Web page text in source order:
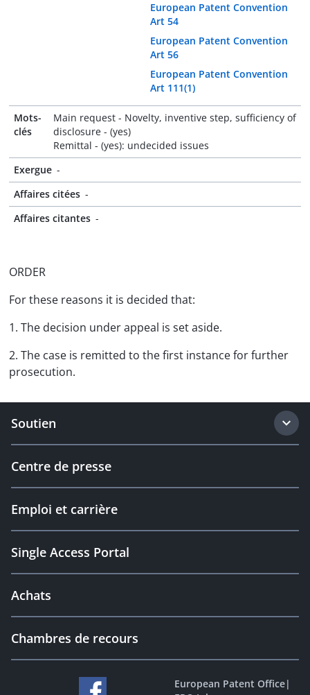
European Patent Convention
Art 54
European Patent Convention
Art 56
European Patent Convention
Art 111(1)
Mots-
clés
Main request - Novelty, inventive step, sufficiency of
disclosure - (yes)
Remittal - (yes): undecided issues
Exergue -
Affaires citées -
Affaires citantes -
ORDER
For these reasons it is decided that:
1. The decision under appeal is set aside.
2. The case is remitted to the first instance for further
prosecution.
Soutien
Centre de presse
Emploi et carrière
Single Access Portal
Achats
Chambres de recours
European Patent Office|